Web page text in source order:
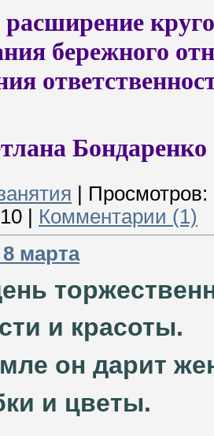
расширение
бережного
Бондаренко
| Просмотров:
| Комментарии (1)
марта
и красоты.
он дарит
и цветы.